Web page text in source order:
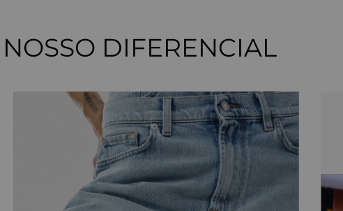
NOSSO DIFERENCIAL